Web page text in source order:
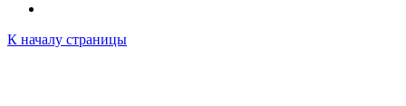
К началу страницы